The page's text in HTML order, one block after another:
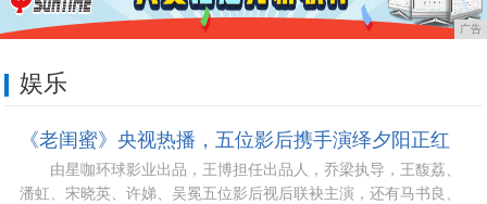
广告
娱乐
《老闺蜜》央视热播，五位影后携手演绎夕阳正红
由星咖环球影业出品，王博担任出品人，乔梁执导，王馥荔、
潘虹、宋晓英、许娣、吴冕五位影后视后联袂主演，还有马书良、